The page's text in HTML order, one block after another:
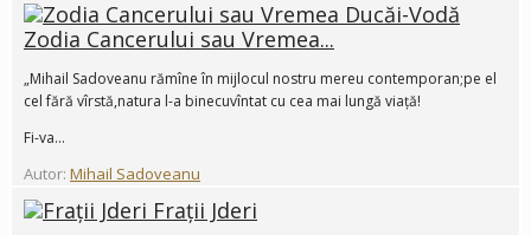
Zodia Cancerului sau Vremea...
„Mihail Sadoveanu rămîne în mijlocul nostru mereu contemporan;pe el
cel fără vîrstă,natura l-a binecuvîntat cu cea mai lungă viață!
Fi-va...
Autor: Mihail Sadoveanu
Frații Jderi